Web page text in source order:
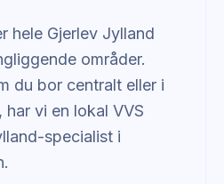
hele Gjerlev Jylland
områder.
du bor centralt eller i
har vi en lokal VVS
specialist i